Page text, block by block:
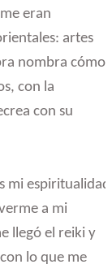
eran
artes
nombra cómo
con la
con su
mi espiritualidad
a mi
llegó el reiki y
lo que me